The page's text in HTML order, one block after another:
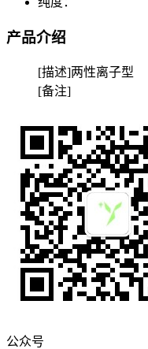
产品介绍
[描述]两性离子型
[备注]
公众号